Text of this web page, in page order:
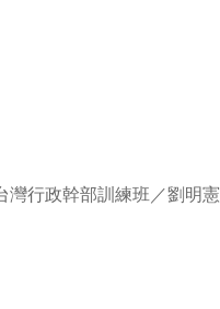
行政幹部訓練班／劉明憲